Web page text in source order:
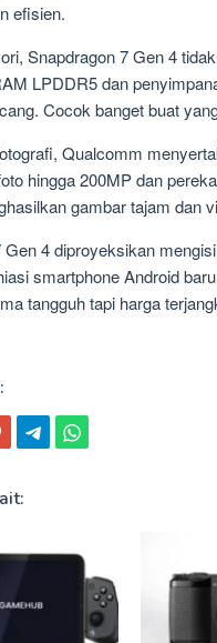
efisien.
Snapdragon 7 Gen 4
LPDDR5 dan
Cocok banget buat
Qualcomm
hingga 200MP dan
gambar tajam dan
Gen 4 diproyeksikan
smartphone Android
tangguh tapi harga